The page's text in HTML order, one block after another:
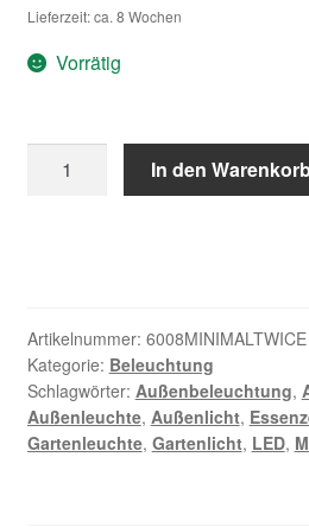
Lieferzeit: ca. 8 Wochen
Vorrätig
Menge
In den
Artikelnummer: 6008MINIMALTWICE
Kategorie: Beleuchtung
Schlagwörter: Außenbeleuchtung,
Außenleuchte, Außenlicht,
Gartenleuchte, Gartenlicht, LED,